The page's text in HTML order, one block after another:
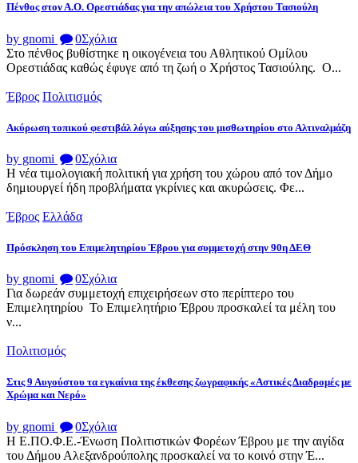
Πένθος στον Α.Ο. Ορεστιάδας για την απώλεια του Χρήστου Τασιούλη
by gnomi 0Σχόλια
Στο πένθος βυθίστηκε η οικογένεια του Αθλητικού Ομίλου
Ορεστιάδας καθώς έφυγε από τη ζωή ο Χρήστος Τασιούλης. Ο...
Έβρος Πολιτισμός
Ακύρωση τοπικού φεστιβάλ λόγω αύξησης του μισθωτηρίου στο Αλτιναλμάζη
by gnomi 0Σχόλια
Η νέα τιμολογιακή πολιτική για χρήση του χώρου από τον Δήμο
δημιουργεί ήδη προβλήματα γκρίνιες και ακυρώσεις. Φε...
Έβρος Ελλάδα
Πρόσκληση του Επιμελητηρίου Έβρου για συμμετοχή στην 90η ΔΕΘ
by gnomi 0Σχόλια
Για δωρεάν συμμετοχή επιχειρήσεων στο περίπτερο του
Επιμελητηρίου Το Επιμελητήριο Έβρου προσκαλεί τα μέλη του
ν...
Πολιτισμός
Στις 9 Αυγούστου τα εγκαίνια της έκθεσης ζωγραφικής «Αστικές Διαδρομές με
Χρώμα και Νερό»
by gnomi 0Σχόλια
Η Ε.ΠΟ.Φ.Ε.-Ένωση Πολιτιστικών Φορέων Έβρου με την αιγίδα
του Δήμου Αλεξανδρούπολης προσκαλεί να το κοινό στην Έ...